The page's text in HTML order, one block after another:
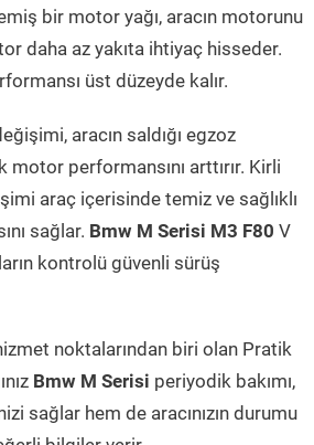
bir motor yağı, aracın motorunu
daha az yakıta ihtiyaç hisseder.
üst düzeyde kalır.
aracın saldığı egzoz
motor performansını arttırır. Kirli
araç içerisinde temiz ve sağlıklı
sağlar. Bmw M Serisi M3 F80 V
kontrolü güvenli sürüş
noktalarından biri olan Pratik
Bmw M Serisi periyodik bakımı,
sağlar hem de aracınızın durumu